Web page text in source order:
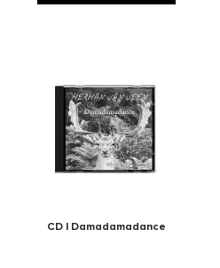
CD | Damadamadance